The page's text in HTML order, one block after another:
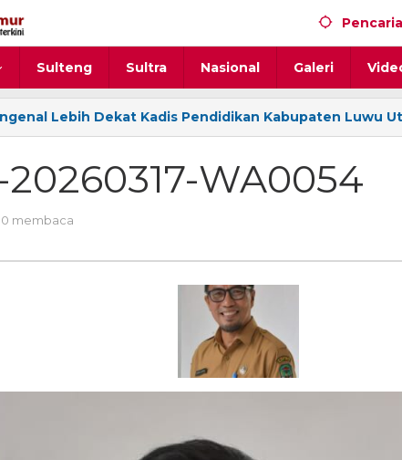
Sulteng Sultra Nasional Galeri
Lebih Dekat Kadis Pendidikan Kabupaten Luwu
20260317-WA0054
0 membaca